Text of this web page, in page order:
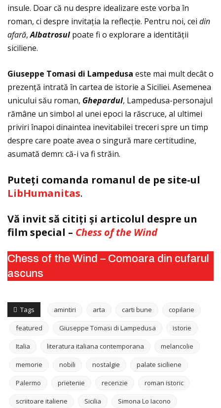
insule. Doar că nu despre idealizare este vorba în
roman, ci despre invitaţia la reflecţie. Pentru noi, cei din
afară,Albatrosulpoate fi o explorare a identităţii
siciliene.
Giuseppe Tomasi di Lampedusa este mai mult decât o
prezenţă intrată în cartea de istorie a Siciliei. Asemenea
unicului său roman, Ghepardul, Lampedusa-personajul
rămâne un simbol al unei epoci la răscruce, al ultimei
priviri înapoi dinaintea inevitabilei treceri spre un timp
despre care poate avea o singură mare certitudine,
asumată demn: că-i va fi străin.
Puteţi comanda romanul de pe site-ul
LibHumanitas.
Vă invit să citiţi și articolul despre un
film special – Chess of the Wind
Chess of the Wind – Comoara din cufarul
ascuns
Tags amintiri arta carti bune copilarie
featured Giuseppe Tomasi di Lampedusa istorie
Italia literatura italiana contemporana melancolie
memorie nobili nostalgie palate siciliene
Palermo prietenie recenzie roman istoric
scriitoare italiene Sicilia Simona Lo Iacono